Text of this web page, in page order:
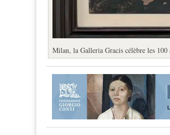
Milan, la Galleria Gracis célèbre les 100